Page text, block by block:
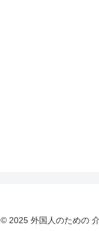
© 2025 外国人のための